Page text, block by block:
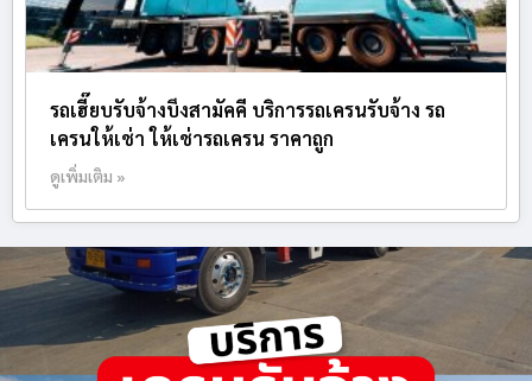
รถเฮี๊ยบรับจ้างบึงสามัคคี บริการรถเครนรับจ้าง รถ
เครนให้เช่า ให้เช่ารถเครน ราคาถูก
ดูเพิ่มเติม »